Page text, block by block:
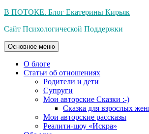
Перейти
содержимому
В ПОТОКЕ. Блог Екатерины Кирьяк
Сайт Психологической Поддержки
Основное меню
О блоге
Статьи об отношениях
Родители и дети
Супруги
Мои авторские Сказки :-)
Сказка для взрослых
Мои авторские рассказы
Реалити-шоу «Искра»